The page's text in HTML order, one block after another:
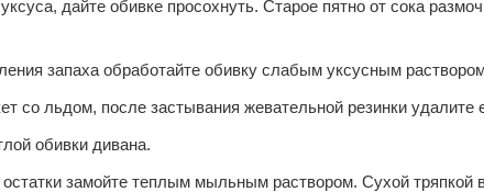
дайте обивке просохнуть. Старое пятно от сока
запаха обработайте обивку слабым уксусным
со льдом, после застывания жевательной резинки
обивки дивана.
замойте теплым мыльным раствором. Сухой тряпкой